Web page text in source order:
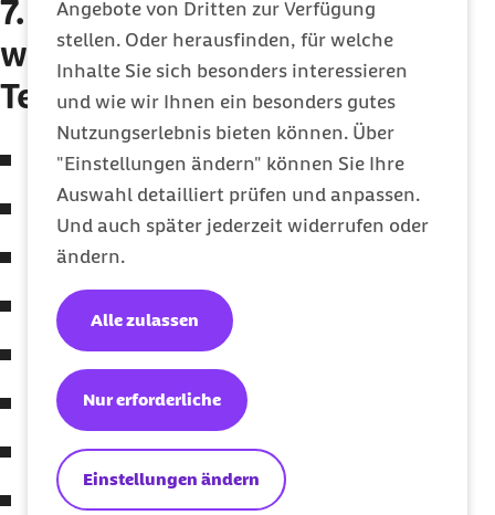
Angebote von Dritten zur Verfügung
stellen. Oder herausfinden, für welche
Inhalte Sie sich besonders interessieren
und wie wir Ihnen ein besonders gutes
Nutzungserlebnis bieten können. Über
"Einstellungen ändern" können Sie Ihre
Auswahl detailliert prüfen und anpassen.
Und auch später jederzeit widerrufen oder
ändern.
Einstellungen ändern
Nur erforderliche
Alle zulassen
7. Welche Arten von Daten
werden von der App Barmer
Teledoktor verarbeitet?
Bestandsdaten
Kontaktdaten
Foto und Videodaten
Metadaten
Gesundheitsdaten
(App-)Nutzungsdaten
Standortdaten
Applikationslogdaten